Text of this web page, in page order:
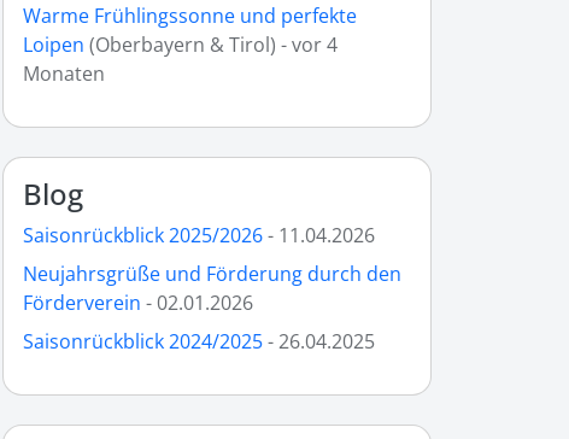
Warme Frühlingssonne und perfekte
Loipen (Oberbayern & Tirol) - vor 4
Monaten
Blog
Saisonrückblick 2025/2026- 11.04.2026
Neujahrsgrüße und Förderung durch den
Förderverein - 02.01.2026
Saisonrückblick 2024/2025- 26.04.2025